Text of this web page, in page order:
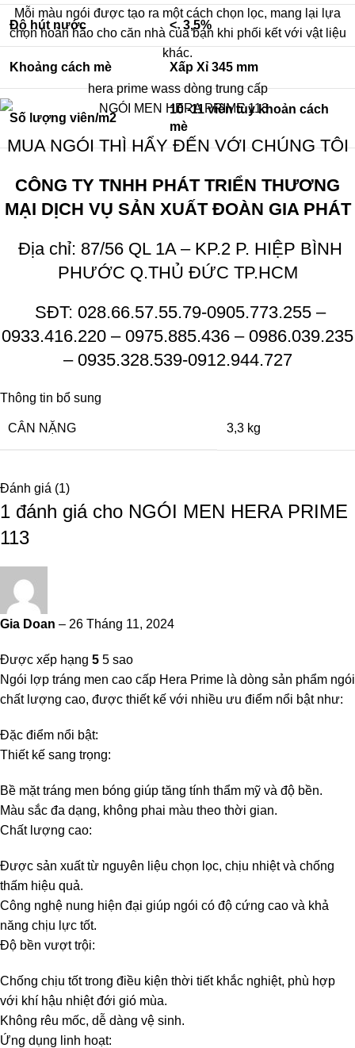
Độ hút nước < 3,5%
Khoảng cách mè Xấp Xỉ 345 mm
Số lượng viên/m2
10 -11 viên tùy khoản cách
mè
Mỗi màu ngói được tạo ra một cách chọn lọc, mang lại lựa
chọn hoàn hảo cho căn nhà của bạn khi phối kết với vật liệu
khác.
hera prime wass dòng trung cấp
MUA NGÓI THÌ HẨY ĐẾN VỚI CHÚNG TÔI
CÔNG TY TNHH PHÁT TRIỂN THƯƠNG
MẠI DỊCH VỤ SẢN XUẤT ĐOÀN GIA PHÁT
Địa chỉ: 87/56 QL 1A – KP.2 P. HIỆP BÌNH
PHƯỚC Q.THỦ ĐỨC TP.HCM
SĐT: 028.66.57.55.79-0905.773.255 –
0933.416.220 – 0975.885.436 – 0986.039.235
– 0935.328.539-0912.944.727
Thông tin bổ sung
CÂN NẶNG 3,3 kg
Đánh giá (1)
1 đánh giá cho NGÓI MEN HERA PRIME
113
Gia Doan – 26 Tháng 11, 2024
Được xếp hạng 5 5 sao
Ngói lợp tráng men cao cấp Hera Prime là dòng sản phẩm ngói
chất lượng cao, được thiết kế với nhiều ưu điểm nổi bật như:
Đặc điểm nổi bật:
Thiết kế sang trọng:
Bề mặt tráng men bóng giúp tăng tính thẩm mỹ và độ bền.
Màu sắc đa dạng, không phai màu theo thời gian.
Chất lượng cao:
Được sản xuất từ nguyên liệu chọn lọc, chịu nhiệt và chống
thấm hiệu quả.
Công nghệ nung hiện đại giúp ngói có độ cứng cao và khả
năng chịu lực tốt.
Độ bền vượt trội:
Chống chịu tốt trong điều kiện thời tiết khắc nghiệt, phù hợp
với khí hậu nhiệt đới gió mùa.
Không rêu mốc, dễ dàng vệ sinh.
Ứng dụng linh hoạt: